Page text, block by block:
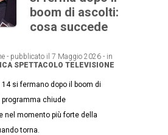
boom di ascolti:
cosa succede
- pubblicato il 7 Maggio 2026 - in
SPETTACOLO TELEVISIONE
si fermano dopo il boom di
chiude
nel momento più forte della
torna.